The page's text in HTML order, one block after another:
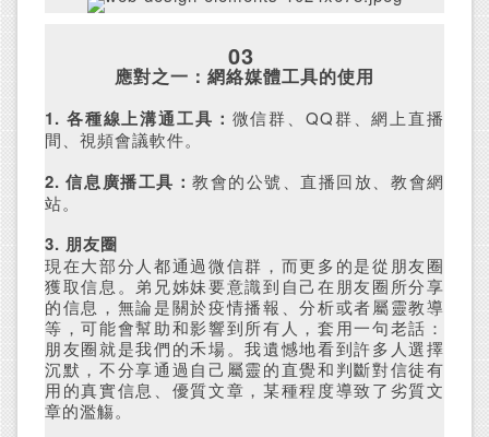
03
應對之一：網絡媒體工具的使用
1. 各種線上溝通工具： 微信群、QQ群、網上直播
間、視頻會議軟件。
2. 信息廣播工具：教會的公號、直播回放、教會網
站。
3. 朋友圈
現在大部分人都通過微信群，而更多的是從朋友圈
獲取信息。弟兄姊妹要意識到自己在朋友圈所分享
的信息，無論是關於疫情播報、分析或者屬靈教導
等，可能會幫助和影響到所有人，套用一句老話：
朋友圈就是我們的禾場。我遺憾地看到許多人選擇
沉默，不分享通過自己屬靈的直覺和判斷對信徒有
用的真實信息、優質文章，某種程度導致了劣質文
章的濫觴。